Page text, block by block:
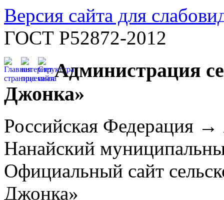
Версия сайта для
ГОСТ Р52872-2012
Администрация
Джонка»
Российская Федерация
Нанайский
Официальный сайт
Джонка»